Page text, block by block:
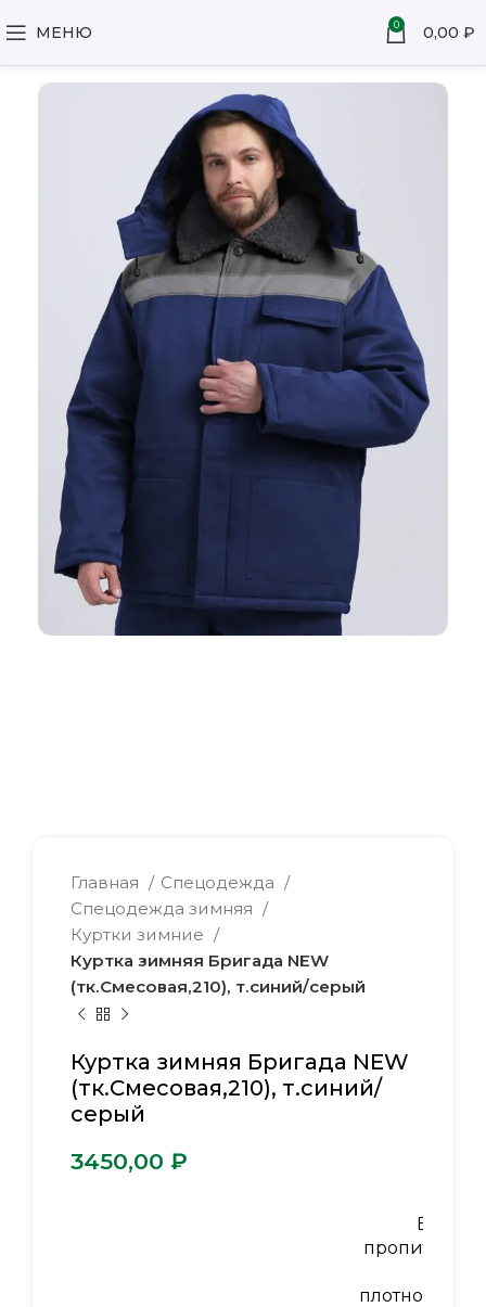
МЕНЮ 0 0,00 ₽
Главная
Спецодежда
Спецодежда зимняя
Куртки зимние
Куртка зимняя Бригада NEW
(тк.Смесовая,210), т.синий/серый
Куртка зимняя Бригада NEW
(тк.Смесовая,210), т.синий/
серый
₽
ВО-
пропитка
плотность